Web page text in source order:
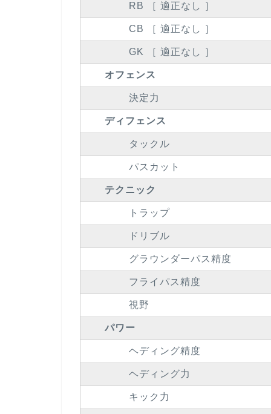
RB ［ 適正なし ］
CB ［ 適正なし ］
GK ［ 適正なし ］
オフェンス
決定力
ディフェンス
タックル
パスカット
テクニック
トラップ
ドリブル
グラウンダーパス精度
フライパス精度
視野
パワー
ヘディング精度
ヘディング力
キック力